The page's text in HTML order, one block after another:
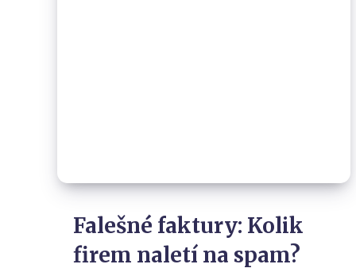
Falešné faktury: Kolik
firem naletí na spam?